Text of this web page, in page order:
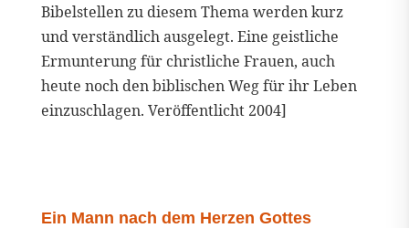
Bibelstellen zu diesem Thema werden kurz
und verständlich ausgelegt. Eine geistliche
Ermunterung für christliche Frauen, auch
heute noch den biblischen Weg für ihr Leben
einzuschlagen. Veröffentlicht 2004]
Ein Mann nach dem Herzen Gottes